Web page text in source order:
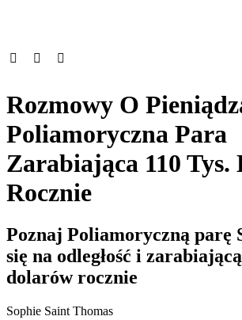
Rozmowy O
Poliamoryczna Para
Zarabiająca 110 Tys.
Rocznie
Poznaj Poliamoryczną parę
się na odległość i
dolarów rocznie
Sophie Saint Thomas